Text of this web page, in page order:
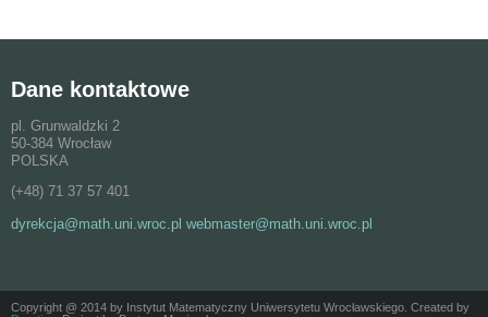
Dane kontaktowe
pl. Grunwaldzki 2
50-384 Wrocław
POLSKA
(+48) 71 37 57 401
dyrekcja@math.uni.wroc.pl webmaster@math.uni.wroc.pl
Copyright @ 2014 by Instytut Matematyczny Uniwersytetu Wrocławskiego. Created by